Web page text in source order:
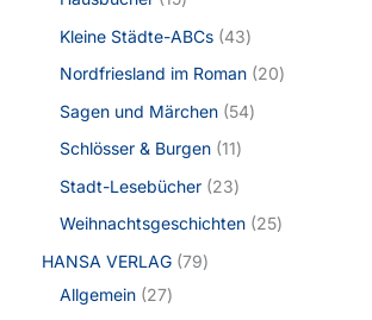
Kleine Städte-ABCs 43
Nordfriesland im Roman 20
Sagen und Märchen 54
Schlösser & Burgen 11
Stadt-Lesebücher 23
Weihnachtsgeschichten 25
HANSA VERLAG 79
Allgemein 27